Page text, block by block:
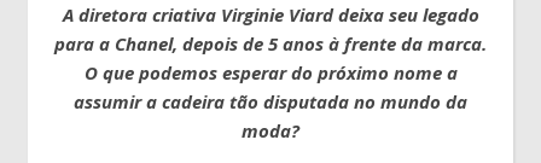
A diretora criativa Virginie Viard deixa seu legado
para a Chanel, depois de 5 anos à frente da marca.
O que podemos esperar do próximo nome a
assumir a cadeira tão disputada no mundo da
moda?